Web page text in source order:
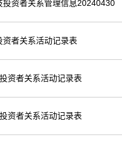
资者关系管理信息20240430
者关系活动记录表
资者关系活动记录表
资者关系活动记录表